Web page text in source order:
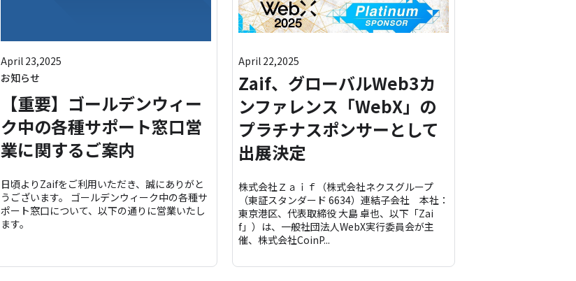
April 23,2025
お知らせ
【重要】ゴールデンウィー
ク中の各種サポート窓口営
業に関するご案内
日頃よりZaifをご利用いただき、誠にありがと
うございます。 ゴールデンウィーク中の各種サ
ポート窓口について、以下の通りに営業いたし
ます。
April 22,2025
Zaif、グローバルWeb3カ
ンファレンス「WebX」の
プラチナスポンサーとして
出展決定
株式会社Ｚａｉｆ（株式会社ネクスグループ
（東証スタンダード 6634）連結子会社 本社：
東京港区、代表取締役 大島 卓也、以下「Zai
f」）は、一般社団法人WebX実行委員会が主
催、株式会社CoinP...